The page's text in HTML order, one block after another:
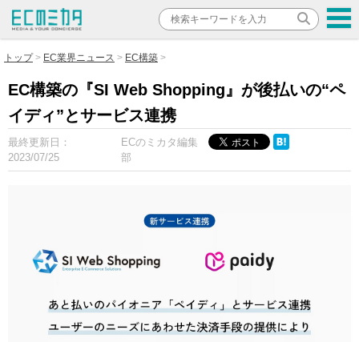
トップ EC業界ニュース EC構築
EC構築の『SI Web Shopping』が後払いの“ペ
イディ”とサービス連携
最終更新日：
2023/07/25
ECのミカタ編集
部